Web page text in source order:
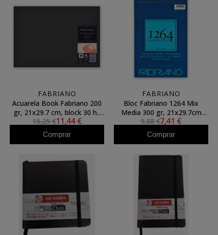
FABRIANO
Acuarela Book Fabriano 200
gr, 21x29.7 cm, block 30 h.,
gr. fino
15,25 €11,44 €
Comprar
FABRIANO
Bloc Fabriano 1264 Mix
Media 300 gr, 21x29.7cm
(A4), 30 h. (anillas)
9,88 €7,41 €
Comprar